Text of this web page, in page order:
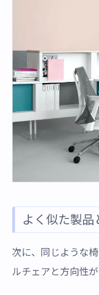
よく似た製品
次に、同じような
ルチェアと方向性